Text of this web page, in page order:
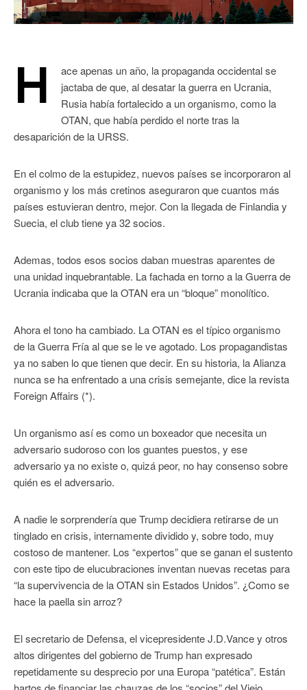
H
ace apenas un año, la propaganda occidental se
jactaba de que, al desatar la guerra en Ucrania,
Rusia había fortalecido a un organismo, como la
OTAN, que había perdido el norte tras la
desaparición de la URSS.
En el colmo de la estupidez, nuevos países se incorporaron al
organismo y los más cretinos aseguraron que cuantos más
países estuvieran dentro, mejor. Con la llegada de Finlandia y
Suecia, el club tiene ya 32 socios.
Ademas, todos esos socios daban muestras aparentes de
una unidad inquebrantable. La fachada en torno a la Guerra de
Ucrania indicaba que la OTAN era un “bloque” monolítico.
Ahora el tono ha cambiado. La OTAN es el típico organismo
de la Guerra Fría al que se le ve agotado. Los propagandistas
ya no saben lo que tienen que decir. En su historia, la Alianza
nunca se ha enfrentado a una crisis semejante, dice la revista
Foreign Affairs (*).
Un organismo así es como un boxeador que necesita un
adversario sudoroso con los guantes puestos, y ese
adversario ya no existe o, quizá peor, no hay consenso sobre
quién es el adversario.
A nadie le sorprendería que Trump decidiera retirarse de un
tinglado en crisis, internamente dividido y, sobre todo, muy
costoso de mantener. Los “expertos” que se ganan el sustento
con este tipo de elucubraciones inventan nuevas recetas para
“la supervivencia de la OTAN sin Estados Unidos”. ¿Como se
hace la paella sin arroz?
El secretario de Defensa, el vicepresidente J.D.Vance y otros
altos dirigentes del gobierno de Trump han expresado
repetidamente su desprecio por una Europa “patética”. Están